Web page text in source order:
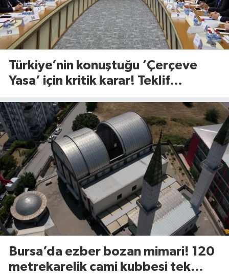
Türkiye’nin konuştuğu ‘Çerçeve
Yasa’ için kritik karar! Teklif
Bursa’da ezber bozan mimari! 120
metrekarelik cami kubbesi tek